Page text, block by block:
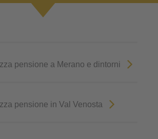
pensione a Merano e dintorni
pensione in Val Venosta